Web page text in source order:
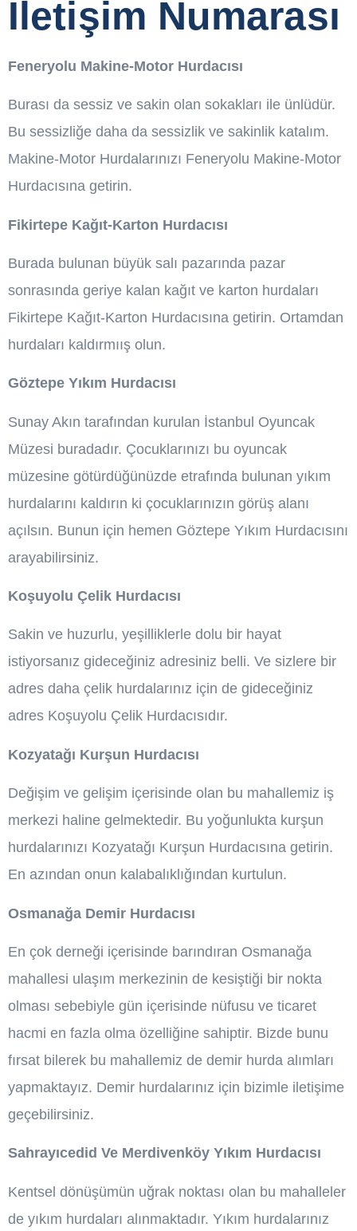
İletişim Numarası
Feneryolu Makine-Motor Hurdacısı
Burası da sessiz ve sakin olan sokakları ile ünlüdür.
Bu sessizliğe daha da sessizlik ve sakinlik katalım.
Makine-Motor Hurdalarınızı Feneryolu Makine-Motor
Hurdacısına getirin.
Fikirtepe Kağıt-Karton Hurdacısı
Burada bulunan büyük salı pazarında pazar
sonrasında geriye kalan kağıt ve karton hurdaları
Fikirtepe Kağıt-Karton Hurdacısına getirin. Ortamdan
hurdaları kaldırmıış olun.
Göztepe Yıkım Hurdacısı
Sunay Akın tarafından kurulan İstanbul Oyuncak
Müzesi buradadır. Çocuklarınızı bu oyuncak
müzesine götürdüğünüzde etrafında bulunan yıkım
hurdalarını kaldırın ki çocuklarınızın görüş alanı
açılsın. Bunun için hemen Göztepe Yıkım Hurdacısını
arayabilirsiniz.
Koşuyolu Çelik Hurdacısı
Sakin ve huzurlu, yeşilliklerle dolu bir hayat
istiyorsanız gideceğiniz adresiniz belli. Ve sizlere bir
adres daha çelik hurdalarınız için de gideceğiniz
adres Koşuyolu Çelik Hurdacısıdır.
Kozyatağı Kurşun Hurdacısı
Değişim ve gelişim içerisinde olan bu mahallemiz iş
merkezi haline gelmektedir. Bu yoğunlukta kurşun
hurdalarınızı Kozyatağı Kurşun Hurdacısına getirin.
En azından onun kalabalıklığından kurtulun.
Osmanağa Demir Hurdacısı
En çok derneği içerisinde barındıran Osmanağa
mahallesi ulaşım merkezinin de kesiştiği bir nokta
olması sebebiyle gün içerisinde nüfusu ve ticaret
hacmi en fazla olma özelliğine sahiptir. Bizde bunu
fırsat bilerek bu mahallemiz de demir hurda alımları
yapmaktayız. Demir hurdalarınız için bizimle iletişime
geçebilirsiniz.
Sahrayıcedid Ve Merdivenköy Yıkım Hurdacısı
Kentsel dönüşümün uğrak noktası olan bu mahalleler
de yıkım hurdaları alınmaktadır. Yıkım hurdalarınız